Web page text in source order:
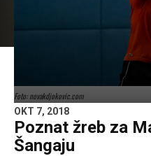
Foto: novakdjokovic.com
OKT 7, 2018
Poznat žreb za
Šangaju